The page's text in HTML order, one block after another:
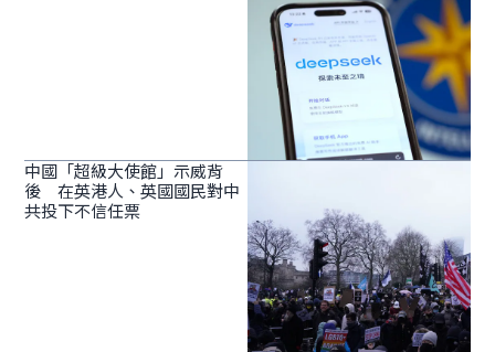
中國「超級大使館」示威背
後 在英港人、英國國民對中
共投下不信任票